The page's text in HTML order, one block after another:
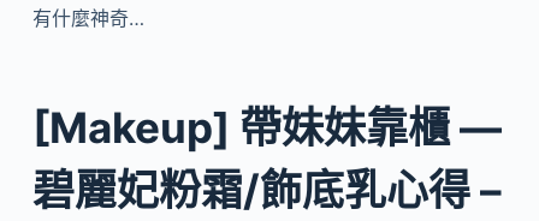
有什麼神奇…
[Makeup] 帶妹妹靠櫃 —
碧麗妃粉霜/飾底乳心得 –